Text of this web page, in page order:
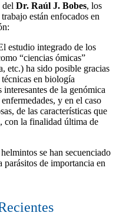
del Dr. Raúl J. Bobes, los
están enfocados en
estudio integrado de los
“ciencias ómicas”
etc.) ha sido posible gracias
en biología
de la genómica
y en el caso
de las características que
con la finalidad última de
se han secuenciado
de importancia en